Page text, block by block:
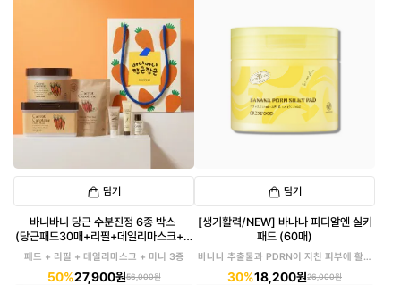
담기
바니바니 당근 수분진정 6종 박스
(당근패드30매+리필+데일리마스크+미
니3종)
패드 + 리필 + 데일리마스크 + 미니 3종
50%27,900원56,000원
담기
[생기활력/NEW] 바나나 피디알엔 실키
패드 (60매)
바나나 추출물과 PDRN이 지친 피부에 활력
30%18,200원26,000원